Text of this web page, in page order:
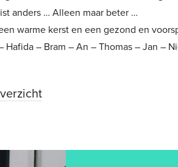
anders … Alleen maar beter …
warme kerst en een gezond en
Hafida – Bram – An – Thomas – Jan –